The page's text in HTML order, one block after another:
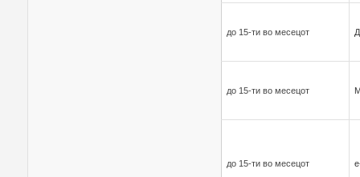
до 15-ти во месецот
до 15-ти во месецот
до 15-ти во месецот